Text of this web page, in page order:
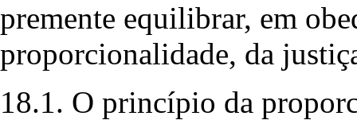
premente equilibrar, em
proporcionalidade, da
18.1. O princípio da